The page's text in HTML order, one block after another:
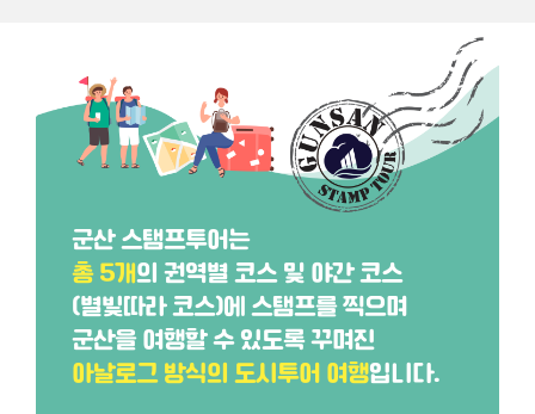
군산 스탬프투어는
총 5개의 권역별 코스 및 야간 코스
(별빛따라 코스)에 스탬프를 찍으며
군산을 여행할 수 있도록 꾸며진
아날로그 방식의 도시투어 여행입니다.